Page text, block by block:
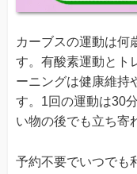
カーブスの運動は何
す。有酸素運動とト
ーニングは健康維持
す。1回の運動は30
い物の後でも立ち寄
予約不要でいつでも